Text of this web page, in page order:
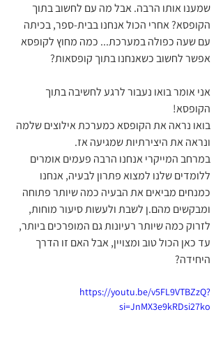
שמענו אותו הרבה. אבל מה עם לחשוב בתוך
הקופסא? אחרי הכול אנחנו בבית-ספר, בכיתה
עם שעה כפולה במערכת... כמה מחוץ לקופסא
אפשר לחשוב כשאנחנו בתוך קופסאות?
אני אומר בואו נעבור לרגע לחשיבה בתוך
הקופסא!
בואו נראה את הקופסא כמערכת אילוצים שלמה
ונראה את היצירתיות שמגיעה אז.
במרחב המייקרי אנחנו הרבה פעמים אומרים
ללומדים שלנו למצוא פתרון לבעיה, אנחנו
כמנחים מביאים את הבעיה כמה שיותר פתוחה
ומבקשים מהם.ן לשבת ולעשות סיעור מוחות,
לזרוק כמה שיותר רעיונות גם המופרכים ביותר,
עד כאן הכול טוב ומצויין, אבל האם זו הדרך
היחידה?
https://youtu.be/v5FL9VTBZzQ?
si=JnMX3e9kRDsi27ko